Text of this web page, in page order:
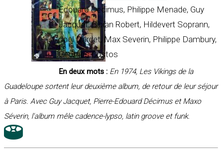
Edouard Decimus, Philippe Menade, Guy
Jacquet, Bibian Robert, Hildevert Soprann,
Joel Dardet, Max Severin, Philippe Dambury,
Georges Custos
En deux mots : En 1974, Les Vikings de la
Guadeloupe sortent leur deuxième album, de retour de leur séjour
à Paris. Avec Guy Jacquet, Pierre-Edouard Décimus et Maxo
Séverin, l'album mêle cadence-lypso, latin groove et funk.